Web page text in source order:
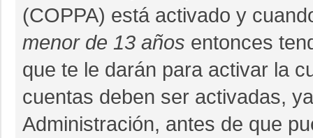
(COPPA) está activado y
menor de 13 años entonces
que te le darán para activar la
cuentas deben ser activadas,
Administración, antes de que